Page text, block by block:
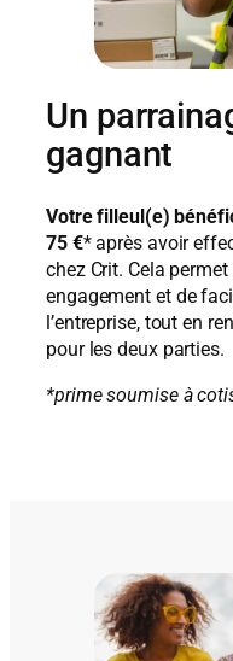
Un
gagnant
Votre filleul(e)
75 €* après avoir
chez Crit. Cela
engagement et de
l’entreprise, tout en
pour les deux parties.
*prime soumise à